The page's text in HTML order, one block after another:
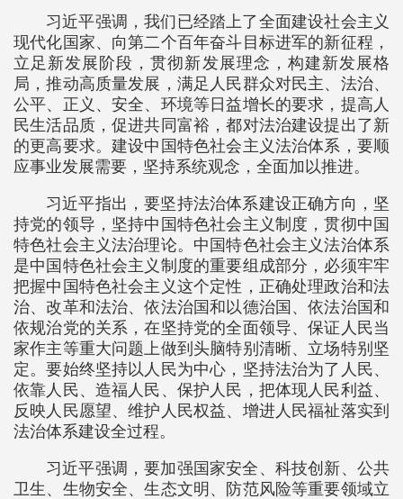
习近平强调，我们已经踏上了全面建设社会主义
现代化国家、向第二个百年奋斗目标进军的新征程，
立足新发展阶段，贯彻新发展理念，构建新发展格
局，推动高质量发展，满足人民群众对民主、法治、
公平、正义、安全、环境等日益增长的要求，提高人
民生活品质，促进共同富裕，都对法治建设提出了新
的更高要求。建设中国特色社会主义法治体系，要顺
应事业发展需要，坚持系统观念，全面加以推进。
习近平指出，要坚持法治体系建设正确方向，坚
持党的领导，坚持中国特色社会主义制度，贯彻中国
特色社会主义法治理论。中国特色社会主义法治体系
是中国特色社会主义制度的重要组成部分，必须牢牢
把握中国特色社会主义这个定性，正确处理政治和法
治、改革和法治、依法治国和以德治国、依法治国和
依规治党的关系，在坚持党的全面领导、保证人民当
家作主等重大问题上做到头脑特别清晰、立场特别坚
定。要始终坚持以人民为中心，坚持法治为了人民、
依靠人民、造福人民、保护人民，把体现人民利益、
反映人民愿望、维护人民权益、增进人民福祉落实到
法治体系建设全过程。
习近平强调，要加强国家安全、科技创新、公共
卫生、生物安全、生态文明、防范风险等重要领域立